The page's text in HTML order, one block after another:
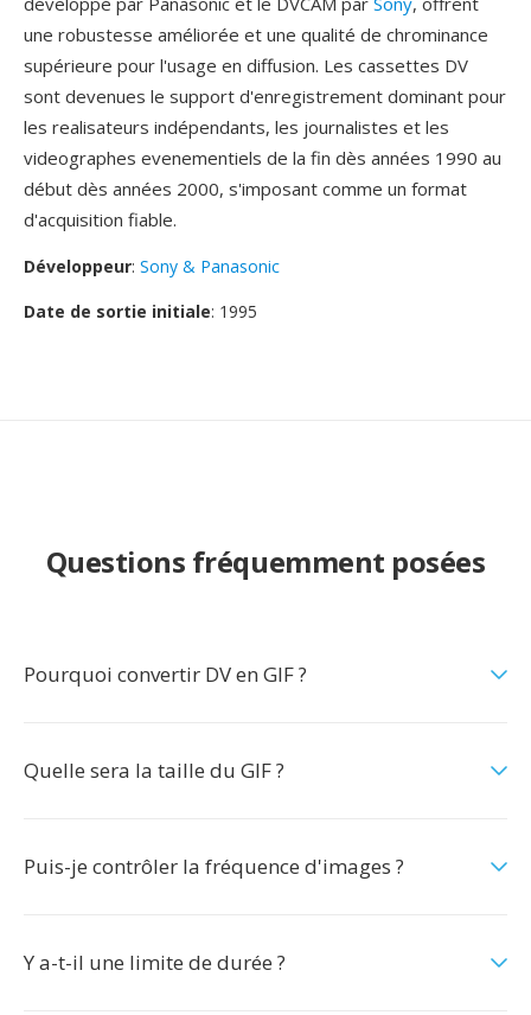
une robustesse améliorée et une qualité de chrominance
supérieure pour l'usage en diffusion. Les cassettes DV
sont devenues le support d'enregistrement dominant pour
les realisateurs indépendants, les journalistes et les
videographes evenementiels de la fin dès années 1990 au
début dès années 2000, s'imposant comme un format
d'acquisition fiable.
Développeur: Sony & Panasonic
Date de sortie initiale: 1995
Questions fréquemment posées
Pourquoi convertir DV en GIF ?
Quelle sera la taille du GIF ?
Puis-je contrôler la fréquence d'images ?
Y a-t-il une limite de durée ?